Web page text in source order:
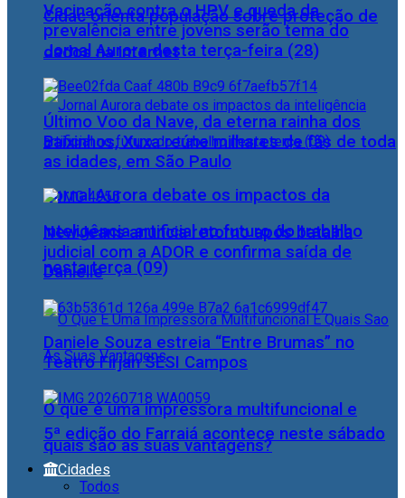
Cidac orienta população sobre proteção de
dados na internet
Jornal Aurora debate os impactos da
inteligência artificial no futuro do trabalho
nesta terça (09)
O que é uma impressora multifuncional e
quais são as suas vantagens?
Vacinação contra o HPV e queda da
prevalência entre jovens serão tema do
Jornal Aurora desta terça-feira (28)
Último Voo da Nave, da eterna rainha dos
Baixinhos, Xuxa reúne milhares de fãs de toda
as idades, em São Paulo
NewJeans anuncia retorno após batalha
judicial com a ADOR e confirma saída de
Danielle
Daniele Souza estreia “Entre Brumas” no
Teatro Firjan SESI Campos
5ª edição do Farraiá acontece neste sábado
Cidades
Todos